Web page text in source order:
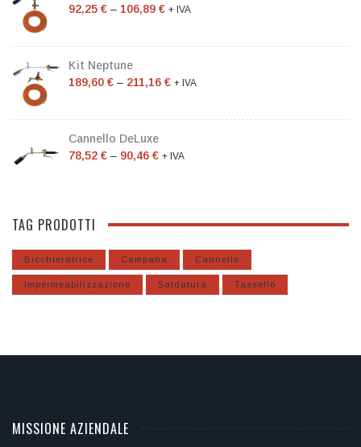
92,25 € – 106,89 € + IVA
Kit Neptune
189,60 € – 211,16 € + IVA
Cannello DeLuxe
78,52 € – 90,46 € + IVA
TAG PRODOTTI
Bicchieratrice Campana Cannello
Impermeabilizzazione Saldatura Tassello
MISSIONE AZIENDALE